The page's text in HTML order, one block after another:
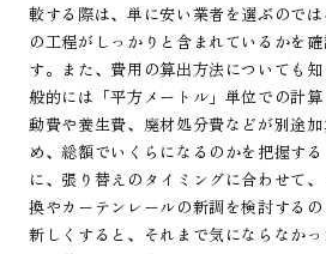
較する際は、単に安い業者を選ぶので
の工程がしっかりと含まれているかを
す。また、費用の算出方法についても
般的には「平方メートル」単位での計
動費や養生費、廃材処分費などが別途
め、総額でいくらになるのかを把握す
に、張り替えのタイミングに合わせて
換やカーテンレールの新調を検討する
新しくすると、それまで気にならなか